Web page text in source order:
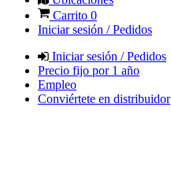
Carrito 0
Iniciar sesión / Pedidos
Iniciar sesión / Pedidos
Precio fijo por 1 año
Empleo
Conviértete en distribuidor